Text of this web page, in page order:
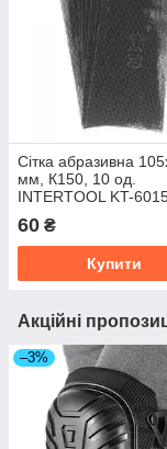
Сітка абразивна
мм, К150, 10 од.
INTERTOOL KT-
60 ₴
Купити
Акційні
–3%